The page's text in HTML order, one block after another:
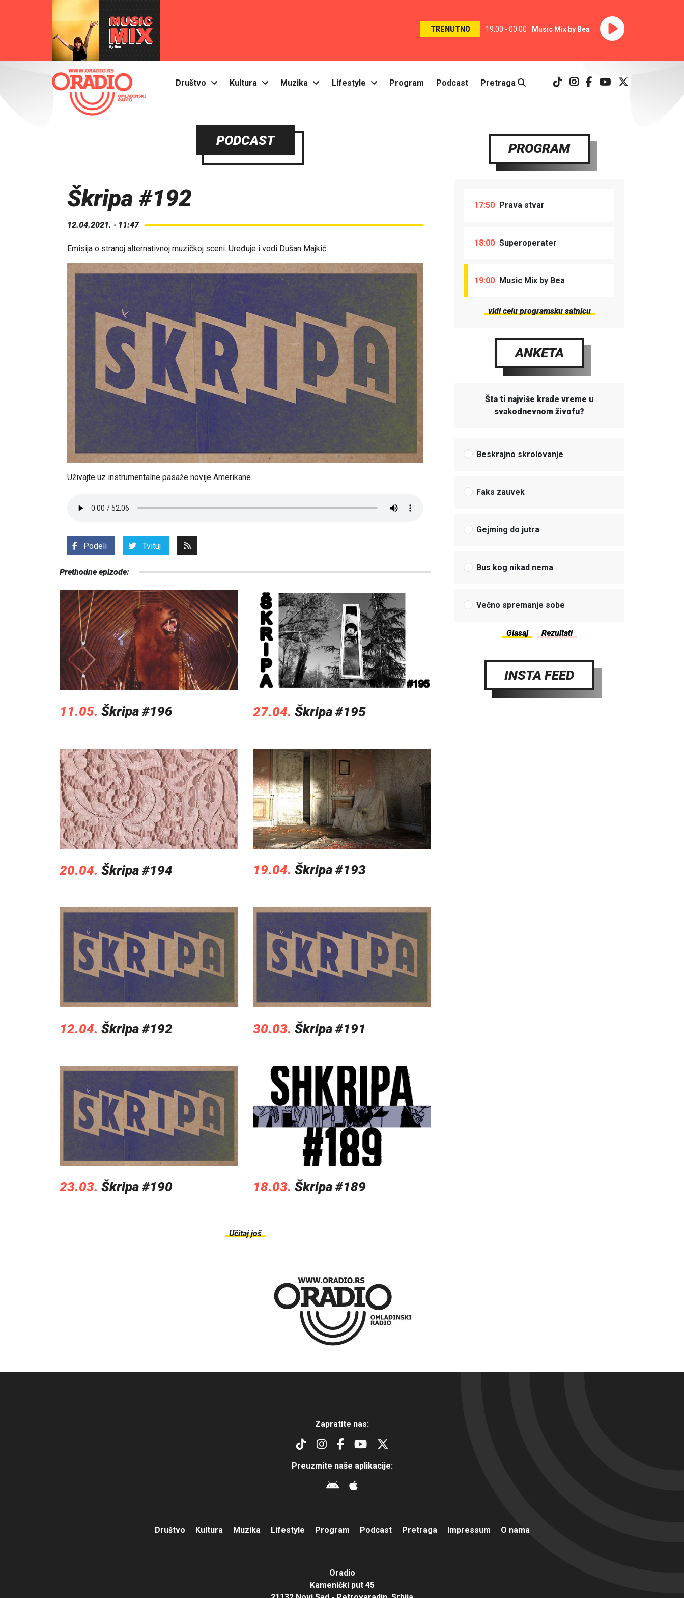
TRENUTNO 19:00 - 00:00 Music Mix by Bea
Društvo Kultura Muzika Lifestyle Program Podcast Pretraga
PODCAST
Škripa #192
12.04.2021. · 11:47
Emisija o stranoj alternativnoj muzičkoj sceni. Uređuje i vodi Dušan Majkić.
Uživajte uz instrumentalne pasaže novije Amerikane.
Podeli Tvituj
Prethodne epizode:
11.05. Škripa #196 27.04. Škripa #195
20.04. Škripa #194 19.04. Škripa #193
12.04. Škripa #192 30.03. Škripa #191
23.03. Škripa #190 18.03. Škripa #189
Učitaj još
PROGRAM
17:50 Prava stvar
18:00 Superoperater
19:00 Music Mix by Bea
vidi celu programsku satnicu
ANKETA
Šta ti najviše krade vreme u
svakodnevnom živofu?
Beskrajno skrolovanje
Faks zauvek
Gejming do jutra
Bus kog nikad nema
Večno spremanje sobe
INSTA FEED
Zapratite nas:
Preuzmite naše aplikacije:
Društvo Kultura Muzika Lifestyle Program Podcast Pretraga Impressum O nama
Oradio
Kamenički put 45